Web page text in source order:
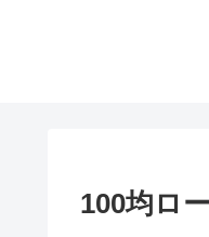
100均ロ